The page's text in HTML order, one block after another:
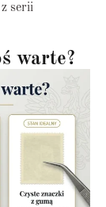
z serii
warte?